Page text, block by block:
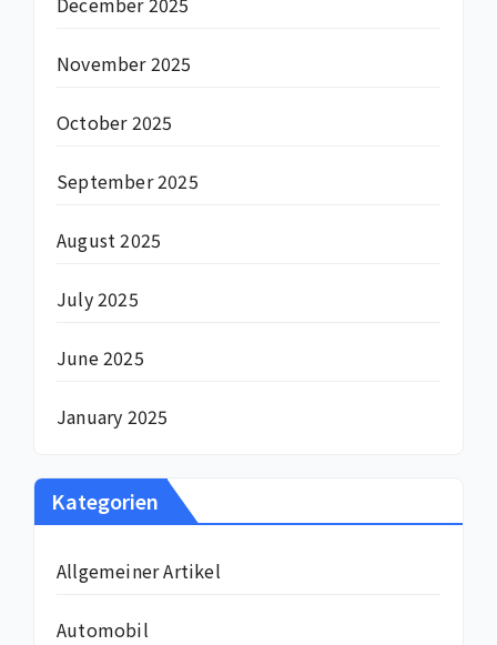
November 2025
October 2025
September 2025
August 2025
July 2025
June 2025
January 2025
Kategorien
Allgemeiner Artikel
Automobil